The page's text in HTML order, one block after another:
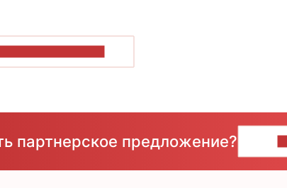
партнерское предложение?